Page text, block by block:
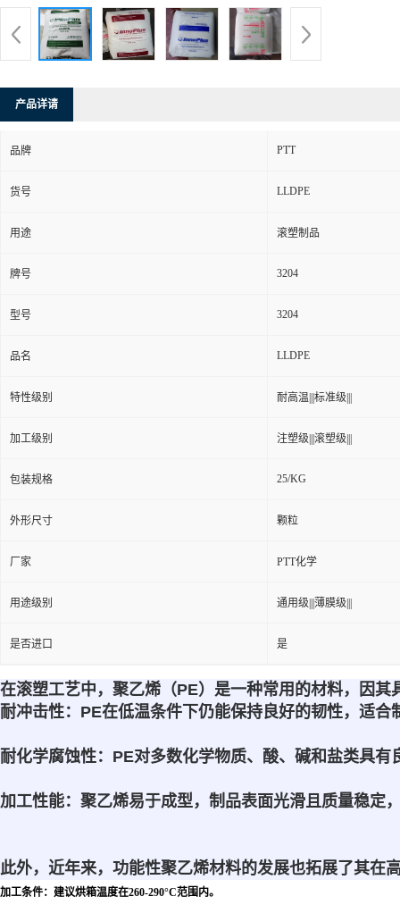
产品详请
品牌 PTT
货号 LLDPE
用途 滚塑制品
牌号 3204
型号 3204
品名 LLDPE
特性级别 耐高温|||标准级|||
加工级别 注塑级|||滚塑级|||
包装规格 25/KG
外形尺寸 颗粒
厂家 PTT化学
用途级别 通用级|||薄膜级|||
是否进口 是
在滚塑工艺中，聚乙烯（PE）是一种常用的材料，因其
耐冲击性：PE在低温条件下仍能保持良好的韧性，适
耐化学腐蚀性：PE对多数化学物质、酸、碱和盐类具
加工性能：聚乙烯易于成型，制品表面光滑且质量稳定
此外，近年来，功能性聚乙烯材料的发展也拓展了其在
加工条件：建议烘箱温度在260-290°C范围内。